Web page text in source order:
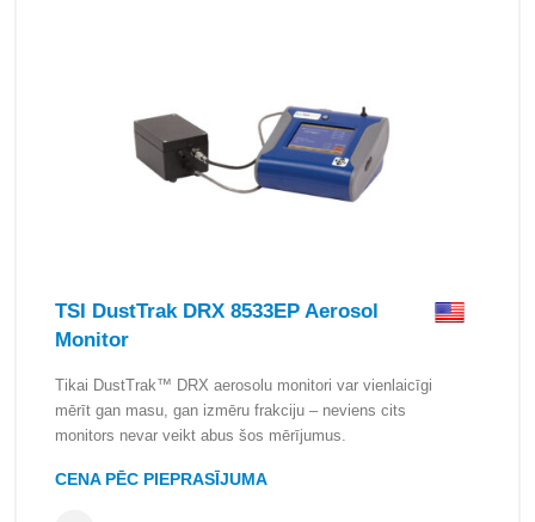
TSI DustTrak DRX 8533EP Aerosol
Monitor
Tikai DustTrak™ DRX aerosolu monitori var vienlaicīgi
mērīt gan masu, gan izmēru frakciju – neviens cits
monitors nevar veikt abus šos mērījumus.
CENA PĒC PIEPRASĪJUMA